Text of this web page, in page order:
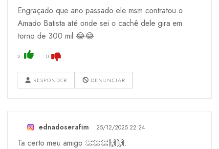
Engraçado que ano passado ele msm contratou o
Amado Batista até onde sei o cachê dele gira em
torno de 300 mil 😂😂
2 0
RESPONDER DENUNCIAR
ednadoserafim 25/12/2025 22:24
Ta certo meu amigo 👏👏👏🙌🙌.